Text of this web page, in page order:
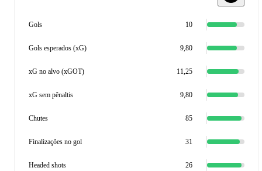
Gols 10
Gols esperados (xG) 9,80
xG no alvo (xGOT) 11,25
xG sem pênaltis 9,80
Chutes 85
Finalizações no gol 31
Headed shots 26